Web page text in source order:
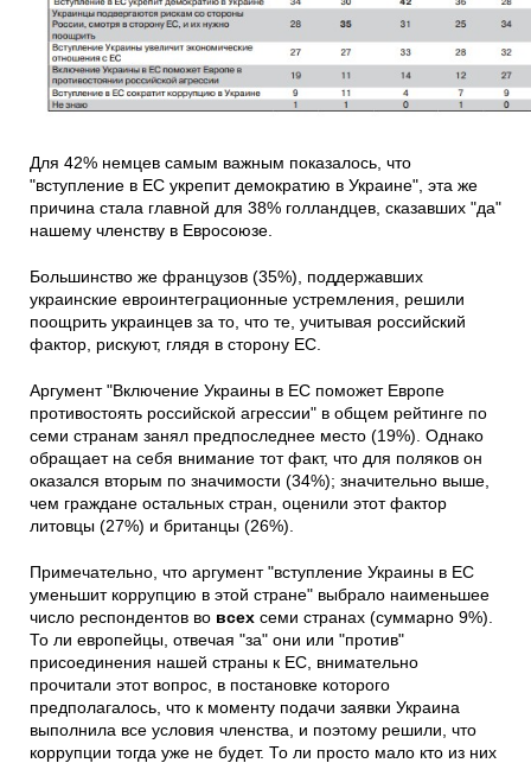
Для 42% немцев самым важным показалось, что
"вступление в ЕС укрепит демократию в Украине", эта же
причина стала главной для 38% голландцев, сказавших "да"
нашему членству в Евросоюзе.
Большинство же французов (35%), поддержавших
украинские евроинтеграционные устремления, решили
поощрить украинцев за то, что те, учитывая российский
фактор, рискуют, глядя в сторону ЕС.
Аргумент "Включение Украины в ЕС поможет Европе
противостоять российской агрессии" в общем рейтинге по
семи странам занял предпоследнее место (19%). Однако
обращает на себя внимание тот факт, что для поляков он
оказался вторым по значимости (34%); значительно выше,
чем граждане остальных стран, оценили этот фактор
литовцы (27%) и британцы (26%).
Примечательно, что аргумент "вступление Украины в ЕС
уменьшит коррупцию в этой стране" выбрало наименьшее
число респондентов во всех семи странах (суммарно 9%).
То ли европейцы, отвечая "за" они или "против"
присоединения нашей страны к ЕС, внимательно
прочитали этот вопрос, в постановке которого
предполагалось, что к моменту подачи заявки Украина
выполнила все условия членства, и поэтому решили, что
коррупции тогда уже не будет. То ли просто мало кто из них